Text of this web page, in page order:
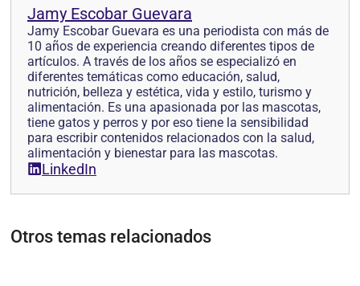
Jamy Escobar Guevara
Jamy Escobar Guevara es una periodista con más de
10 años de experiencia creando diferentes tipos de
artículos. A través de los años se especializó en
diferentes temáticas como educación, salud,
nutrición, belleza y estética, vida y estilo, turismo y
alimentación. Es una apasionada por las mascotas,
tiene gatos y perros y por eso tiene la sensibilidad
para escribir contenidos relacionados con la salud,
alimentación y bienestar para las mascotas.
LinkedIn
Otros temas relacionados